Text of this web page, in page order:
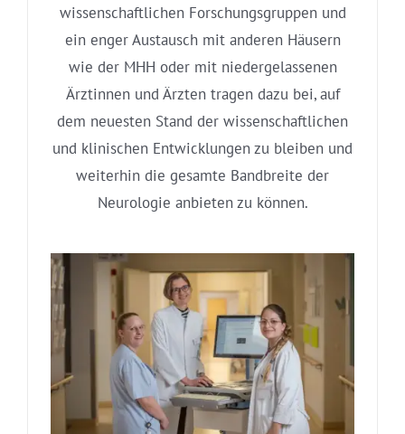
wissenschaftlichen Forschungsgruppen und
ein enger Austausch mit anderen Häusern
wie der MHH oder mit niedergelassenen
Ärztinnen und Ärzten tragen dazu bei, auf
dem neuesten Stand der wissenschaftlichen
und klinischen Entwicklungen zu bleiben und
weiterhin die gesamte Bandbreite der
Neurologie anbieten zu können.